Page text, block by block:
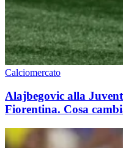
Calciomercato
Alajbegovic alla
Fiorentina. Cosa